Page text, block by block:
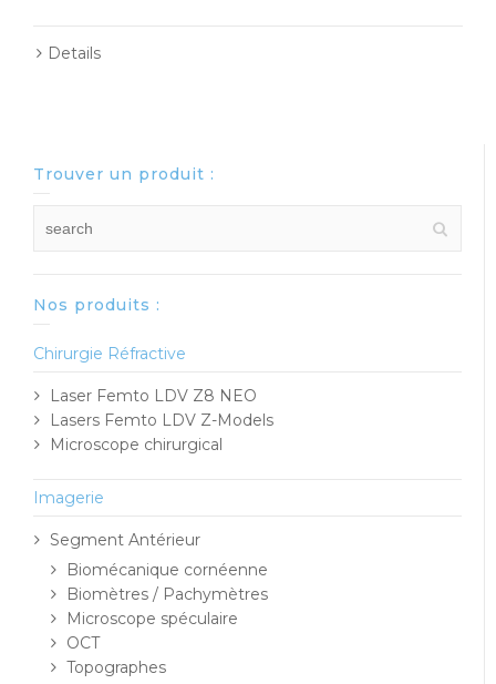
Details
Trouver un produit :
Nos produits :
Chirurgie Réfractive
Laser Femto LDV Z8 NEO
Lasers Femto LDV Z-Models
Microscope chirurgical
Imagerie
Segment Antérieur
Biomécanique cornéenne
Biomètres / Pachymètres
Microscope spéculaire
OCT
Topographes